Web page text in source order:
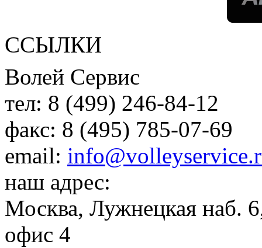
ССЫЛКИ
Волей Сервис
тел: 8 (499) 246-84-12
факс: 8 (495) 785-07-69
email:
наш адрес:
Москва, Лужнецкая наб.
офис 4